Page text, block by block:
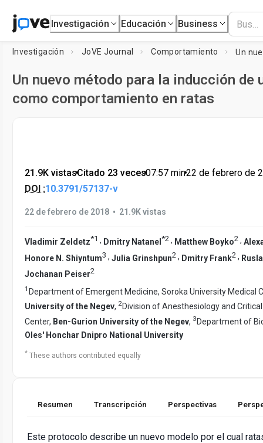
Investigación Educación Business
Investigación JoVE Journal Comportamiento
Un nuevo método para la inducción de
como comportamiento en ratas
21.9K vistas•Citado 23 veces•07:57 min•22 de febrero de
DOI :10.3791/57137-v
22 de febrero de 2018 • 21.9K vistas
Vladimir Zeldetz*1 , Dmitry Natanel *2 , Matthew Boyko2 ,
Honore N. Shiyntum3 , Julia Grinshpun2 , Dmitry Frank2 ,
Jochanan Peiser2
1 Department of Emergent Medicine, Soroka University Medical
University of the Negev, 2Division of Anesthesiology and
Center, Ben-Gurion University of the Negev, 3 Department of
Oles' Honchar Dnipro National University
* These authors contributed equally
Resumen Transcripción Perspectivas
Este protocolo describe un nuevo modelo por el cual